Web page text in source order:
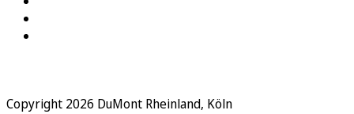
Copyright 2026 DuMont Rheinland, Köln